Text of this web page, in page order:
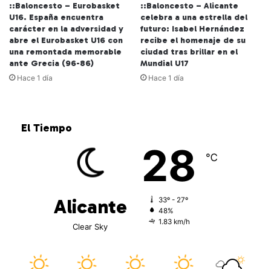
::Baloncesto – Eurobasket
U16. España encuentra
carácter en la adversidad y
abre el Eurobasket U16 con
una remontada memorable
ante Grecia (96-86)
Hace 1 día
::Baloncesto – Alicante
celebra a una estrella del
futuro: Isabel Hernández
recibe el homenaje de su
ciudad tras brillar en el
Mundial U17
Hace 1 día
El Tiempo
Alicante
Clear Sky
28 ℃
33º - 27º
48%
1.83 km/h